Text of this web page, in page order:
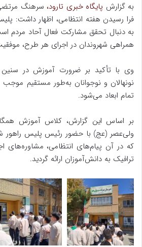
به گزارش پایگاه خبری تارود، سرهنگ
فرا رسیدن هفته انتظامی، اظهار داشت:
به دنبال تحقق مشارکت فعال آحاد مردم
همراهی شهروندان در اجرای هر طرح،
وی با تأکید بر ضرورت آموزش در سنین
نونهالان و نوجوانان به‌طور مستقیم موجب
تمام ابعاد می‌شود.
بر اساس این گزارش، کلاس آموزش
ولی‌عصر (عج) با حضور رئیس پلیس راهور
که در آن پیام‌های انتظامی،
ترافیک به دانش‌آموزان ارائه گردید.